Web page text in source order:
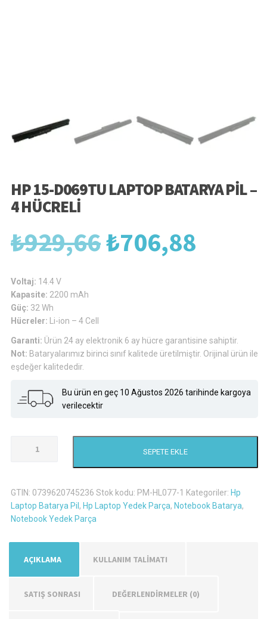
HP 15-D069TU LAPTOP BATARYA PIL –
4 HÜCRELI
₺929,66Orijinal
₺706,88
Voltaj: 14.4 V
Kapasite: 2200 mAh
Güç: 32 Wh
Hücreler:
Li-ion – 4 Cell
Garanti: Ürün 24 ay elektronik 6 ay hücre garantisine sahiptir.
Not: Bataryalarımız birinci sınıf kalitede üretilmiştir. Orijinal ürün ile
eşdeğer kalitededir.
Bu ürün en geç 10 Ağustos 2026 tarihinde kargoya
verilecektir
Batarya
Pil
-
adet
SEPETE EKLE
GTIN: 0739620745236 Stok kodu: PM-HL077-1 Kategoriler: Hp
Laptop Batarya Pil , Hp Laptop Yedek Parça, Notebook Batarya,
Notebook Yedek Parça
AÇIKLAMA KULLANIM TALİMATI
SATIŞ SONRASI DEĞERLENDIRMELER (0)